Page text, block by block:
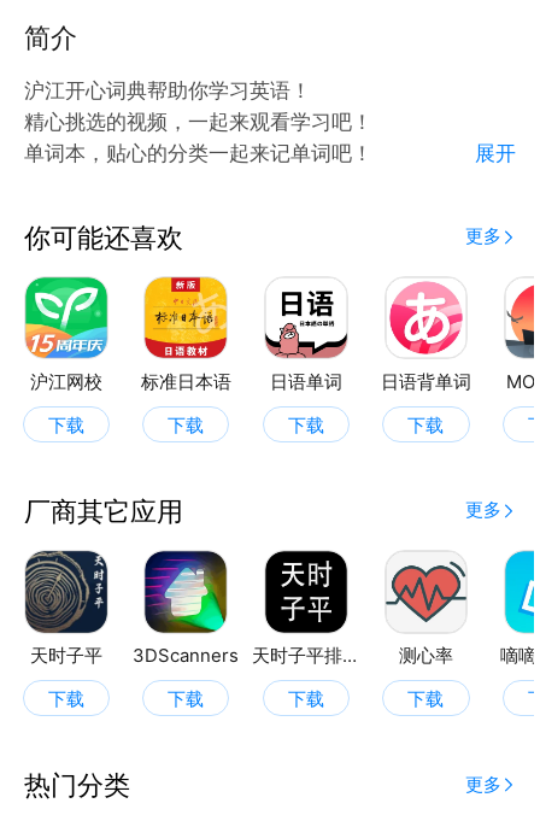
简介
沪江开心词典帮助你学习英语！
精心挑选的视频，一起来观看学习吧！
单词本，贴心的分类一起来记单词吧！
展开
你可能还喜欢 更多
沪江网校
下载
标准日本语
下载
日语单词
下载
日语背单词
下载
厂商其它应用 更多
天时子平
下载
3DScanners
下载
天时子平排盘
下载
测心率
下载
嘀
热门分类 更多